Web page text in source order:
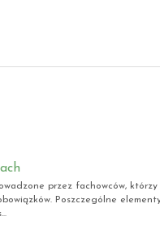
przez fachowców, którzy
Poszczególne elementy